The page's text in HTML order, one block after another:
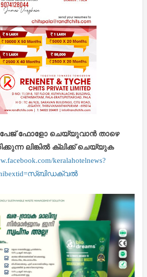
ഫോളോ ചെയ്യുവാൻ താഴെ
ലിങ്കിൽ ക്ലിക്ക് ചെയ്യുക
keralahotelnews?